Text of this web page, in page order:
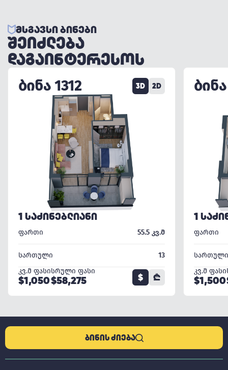
ᲛᲡᲒᲐᲕᲡᲘ ᲑᲘᲜᲔᲑᲘ
ᲨᲔᲘᲫᲚᲔᲑᲐ
ᲓᲐᲒᲐᲘᲜᲢᲔᲠᲔᲡᲝᲡ
ᲑᲘᲜᲐ 1312 3D 2D
1 ᲡᲐᲫᲘᲜᲔᲑᲚᲘᲐᲜᲘ
ფართი 55.5 კვ.მ
სართული
13
კვ.მ ფასი
$1,050
სრული ფასი
$58,275 $ ₾
ᲑᲘᲜᲐ
1
ფართი
სართული
კვ.მ ფასი
$1,500
ᲑᲘᲜᲘᲡ ᲫᲘᲔᲑᲐ